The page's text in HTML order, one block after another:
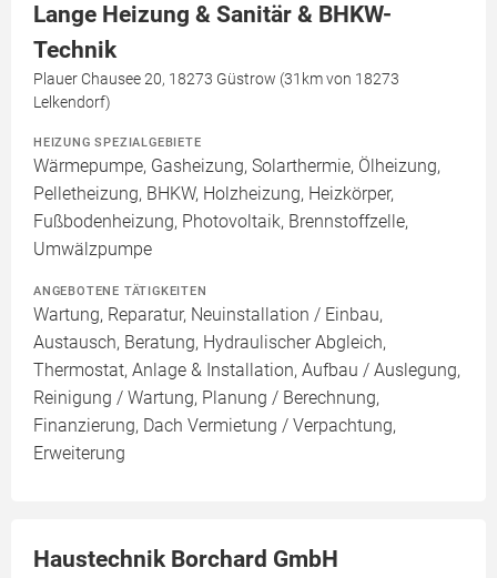
Lange Heizung & Sanitär & BHKW-
Technik
Plauer Chausee 20, 18273 Güstrow (31km von 18273
Lelkendorf)
HEIZUNG SPEZIALGEBIETE
Wärmepumpe, Gasheizung, Solarthermie, Ölheizung,
Pelletheizung, BHKW, Holzheizung, Heizkörper,
Fußbodenheizung, Photovoltaik, Brennstoffzelle,
Umwälzpumpe
ANGEBOTENE TÄTIGKEITEN
Wartung, Reparatur, Neuinstallation / Einbau,
Austausch, Beratung, Hydraulischer Abgleich,
Thermostat, Anlage & Installation, Aufbau / Auslegung,
Reinigung / Wartung, Planung / Berechnung,
Finanzierung, Dach Vermietung / Verpachtung,
Erweiterung
Haustechnik Borchard GmbH